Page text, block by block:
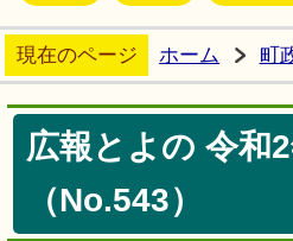
現在のページ ホーム 町
広報とよの 令和
（No.543）